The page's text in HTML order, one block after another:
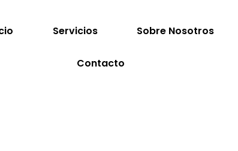
Servicios Sobre Nosotros
Contacto